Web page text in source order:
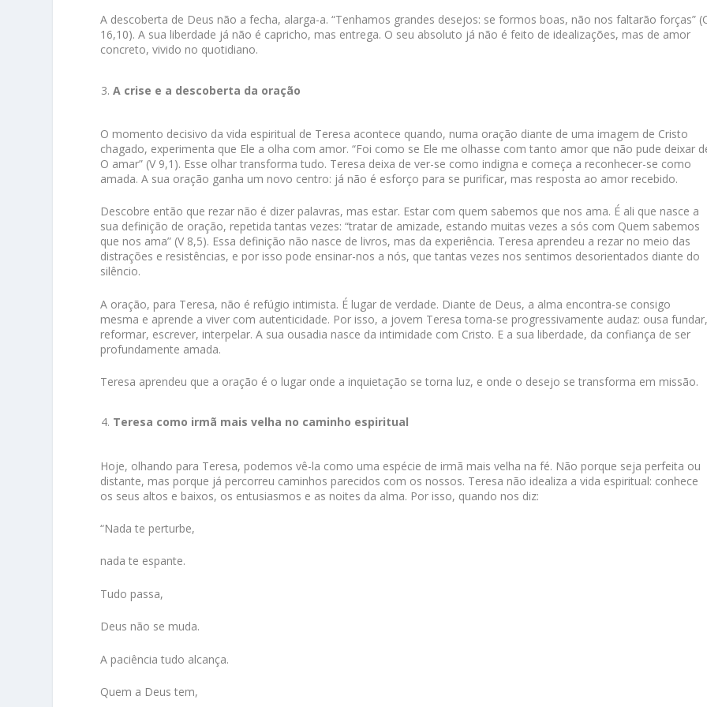
A descoberta de Deus não a fecha, alarga-a. “Tenhamos grandes desejos: se formos boas, não nos faltarão forças”
16,10). A sua liberdade já não é capricho, mas entrega. O seu absoluto já não é feito de idealizações, mas de amor
concreto, vivido no quotidiano.
A crise e a descoberta da oração
O momento decisivo da vida espiritual de Teresa acontece quando, numa oração diante de uma imagem de Cristo
chagado, experimenta que Ele a olha com amor. “Foi como se Ele me olhasse com tanto amor que não pude deixar
O amar” (V 9,1). Esse olhar transforma tudo. Teresa deixa de ver-se como indigna e começa a reconhecer-se como
amada. A sua oração ganha um novo centro: já não é esforço para se purificar, mas resposta ao amor recebido.
Descobre então que rezar não é dizer palavras, mas estar. Estar com quem sabemos que nos ama. É ali que nasce a
sua definição de oração, repetida tantas vezes: “tratar de amizade, estando muitas vezes a sós com Quem sabemos
que nos ama” (V 8,5). Essa definição não nasce de livros, mas da experiência. Teresa aprendeu a rezar no meio das
distrações e resistências, e por isso pode ensinar-nos a nós, que tantas vezes nos sentimos desorientados diante do
silêncio.
A oração, para Teresa, não é refúgio intimista. É lugar de verdade. Diante de Deus, a alma encontra-se consigo
mesma e aprende a viver com autenticidade. Por isso, a jovem Teresa torna-se progressivamente audaz: ousa fundar,
reformar, escrever, interpelar. A sua ousadia nasce da intimidade com Cristo. E a sua liberdade, da confiança de ser
profundamente amada.
Teresa aprendeu que a oração é o lugar onde a inquietação se torna luz, e onde o desejo se transforma em missão.
Teresa como irmã mais velha no caminho espiritual
Hoje, olhando para Teresa, podemos vê-la como uma espécie de irmã mais velha na fé. Não porque seja perfeita ou
distante, mas porque já percorreu caminhos parecidos com os nossos. Teresa não idealiza a vida espiritual: conhece
os seus altos e baixos, os entusiasmos e as noites da alma. Por isso, quando nos diz:
“Nada te perturbe,
nada te espante.
Tudo passa,
Deus não se muda.
A paciência tudo alcança.
Quem a Deus tem,